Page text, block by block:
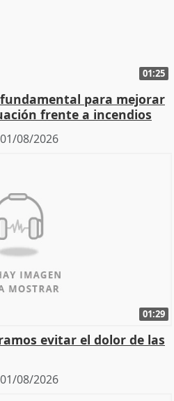
01:25
para mejorar
frente a incendios
01/08/2026
01:29
evitar el dolor de las
01/08/2026